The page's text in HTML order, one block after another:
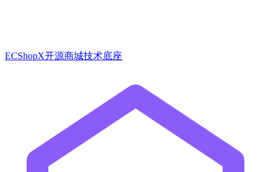
ECShopX开源商城技术底座